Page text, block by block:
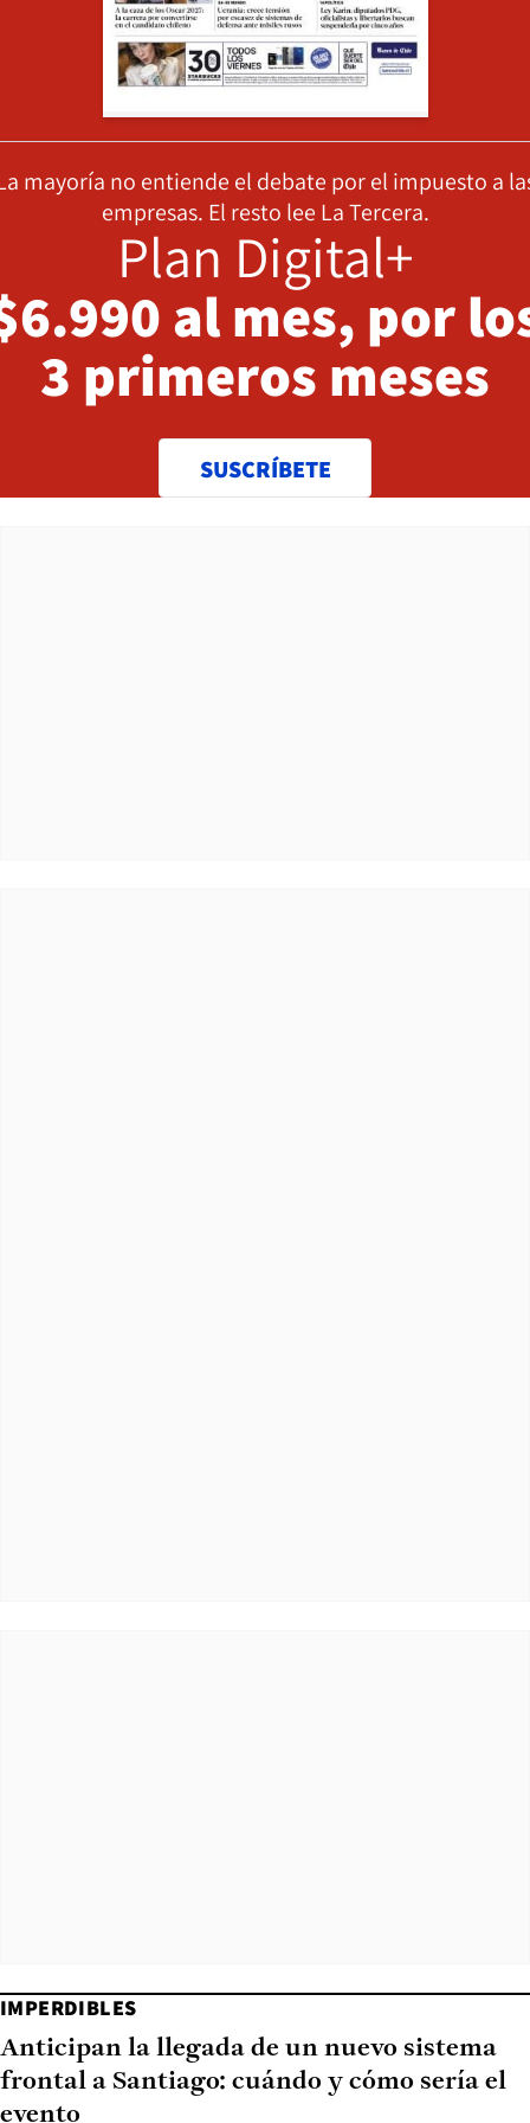
mayoría no entiende el debate por el impuesto a
empresas. El resto lee La Tercera.
Plan Digital+
al mes, por
3 primeros meses
SUSCRÍBETE
IMPERDIBLES
Anticipan la llegada de un nuevo sistema
frontal a Santiago: cuándo y cómo sería el
evento